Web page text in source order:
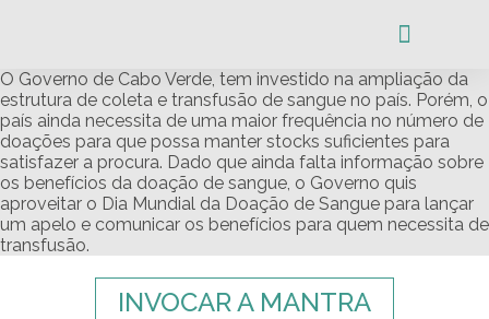
O Governo de Cabo Verde, tem investido na ampliação da
estrutura de coleta e transfusão de sangue no país. Porém, o
país ainda necessita de uma maior frequência no número de
doações para que possa manter stocks suficientes para
satisfazer a procura. Dado que ainda falta informação sobre
os benefícios da doação de sangue, o Governo quis
aproveitar o Dia Mundial da Doação de Sangue para lançar
um apelo e comunicar os benefícios para quem necessita de
transfusão.
INVOCAR A MANTRA